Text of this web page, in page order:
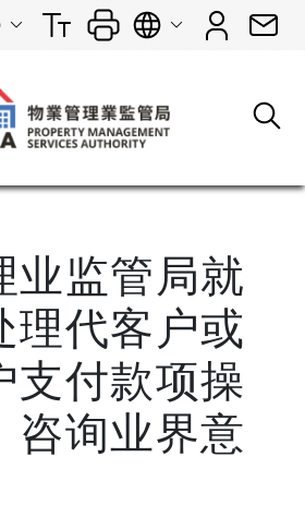
业监管局就
理代客户或
支付款项操
咨询业界意